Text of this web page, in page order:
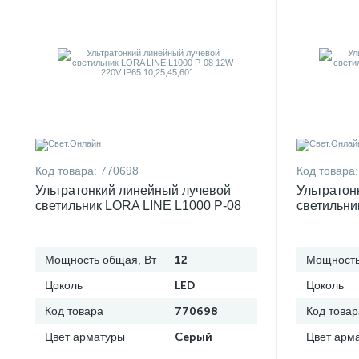
Код товара: 770698
Ультратонкий линейный лучевой
светильник LORA LINE L1000 P-08
Мощность общая, Вт 12
Цоколь LED
Код товара 770698
Цвет арматуры Серый
Код товара:
Цоколь
Код
Цвет